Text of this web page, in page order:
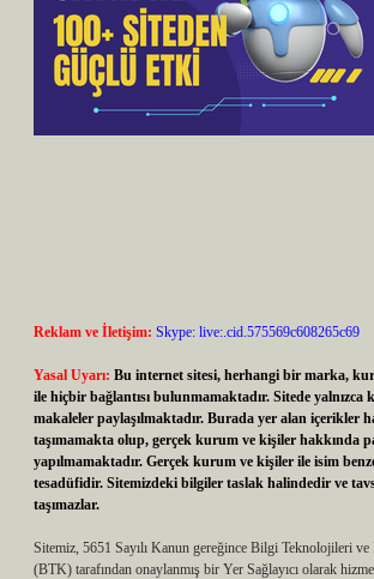
Reklam ve İletişim: Skype: live:.cid.575569c608265c69
Yasal Uyarı: Bu internet sitesi, herhangi bir marka,
ile hiçbir bağlantısı bulunmamaktadır. Sitede yalnızca
makaleler paylaşılmaktadır. Burada yer alan içerikler
taşımamakta olup, gerçek kurum ve kişiler hakkında
yapılmamaktadır. Gerçek kurum ve kişiler ile isim
tesadüfidir. Sitemizdeki bilgiler taslak halindedir ve
taşımazlar.
Sitemiz, 5651 Sayılı Kanun gereğince Bilgi Teknolojileri
(BTK) tarafından onaylanmış bir Yer Sağlayıcı olarak